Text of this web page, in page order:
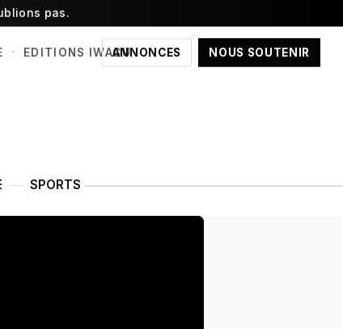
pas.
ANNONCES NOUS SOUTENIR
· EDITIONS IWACU
SPORTS